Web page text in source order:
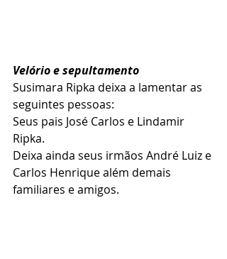
Velório e sepultamento
Susimara Ripka deixa a lamentar as
seguintes pessoas:
Seus pais José Carlos e Lindamir
Ripka.
Deixa ainda seus irmãos André Luiz e
Carlos Henrique além demais
familiares e amigos.